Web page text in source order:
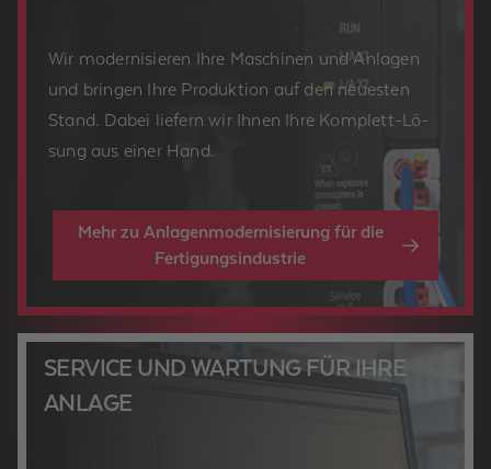
Wir mo­der­ni­sie­ren Ihre Ma­schi­nen und An­la­gen
und brin­gen Ihre Pro­duk­ti­on auf den neu­es­ten
Stand. Dabei lie­fern wir Ihnen Ihre Kom­plett-Lö­
sung aus einer Hand.
Mehr zu Anlagenmodernisierung für die
Fertigungsindustrie
SER­VICE UND WAR­TUNG FÜR IHRE
AN­LA­GE